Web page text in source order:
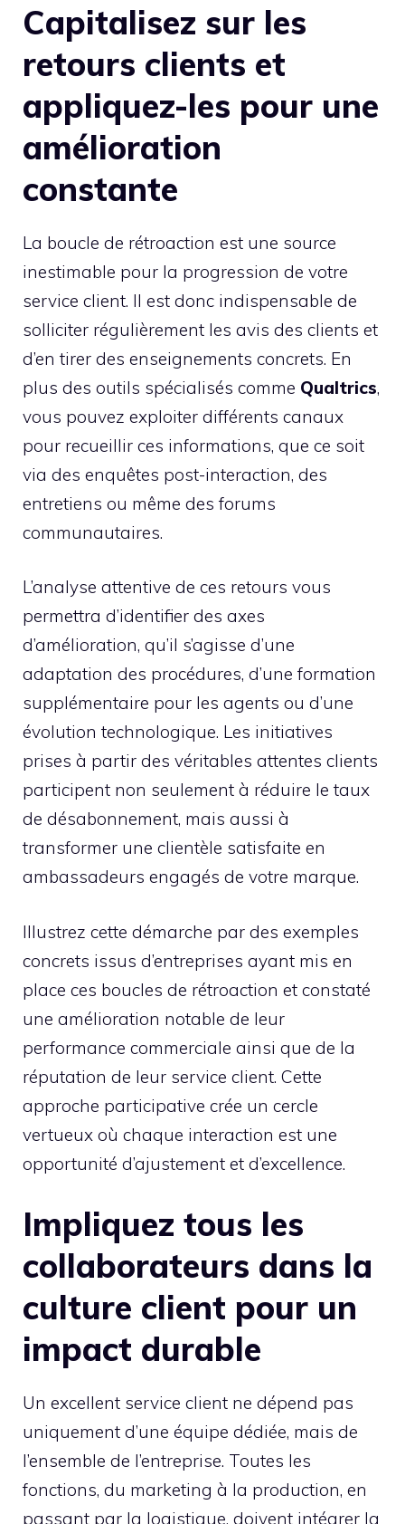
Capitalisez sur les
retours clients et
appliquez-les pour une
amélioration
constante
La boucle de rétroaction est une source
inestimable pour la progression de votre
service client. Il est donc indispensable de
solliciter régulièrement les avis des clients et
d’en tirer des enseignements concrets. En
plus des outils spécialisés comme Qualtrics,
vous pouvez exploiter différents canaux
pour recueillir ces informations, que ce soit
via des enquêtes post-interaction, des
entretiens ou même des forums
communautaires.
L’analyse attentive de ces retours vous
permettra d’identifier des axes
d’amélioration, qu’il s’agisse d’une
adaptation des procédures, d’une formation
supplémentaire pour les agents ou d’une
évolution technologique. Les initiatives
prises à partir des véritables attentes clients
participent non seulement à réduire le taux
de désabonnement, mais aussi à
transformer une clientèle satisfaite en
ambassadeurs engagés de votre marque.
Illustrez cette démarche par des exemples
concrets issus d’entreprises ayant mis en
place ces boucles de rétroaction et constaté
une amélioration notable de leur
performance commerciale ainsi que de la
réputation de leur service client. Cette
approche participative crée un cercle
vertueux où chaque interaction est une
opportunité d’ajustement et d’excellence.
Impliquez tous les
collaborateurs dans la
culture client pour un
impact durable
Un excellent service client ne dépend pas
uniquement d’une équipe dédiée, mais de
l’ensemble de l’entreprise. Toutes les
fonctions, du marketing à la production, en
passant par la logistique, doivent intégrer la